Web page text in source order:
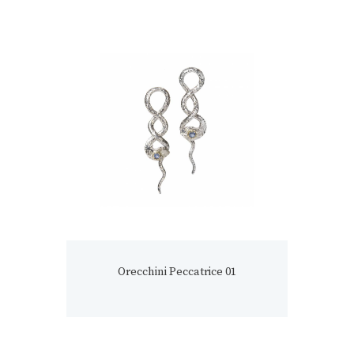
Orecchini Peccatrice 01